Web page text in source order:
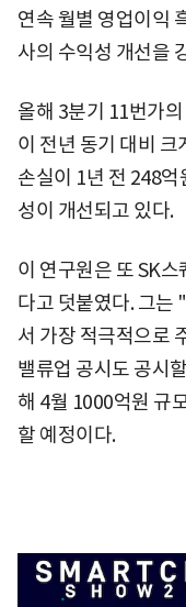
연속 월별 영업이익
사의 수익성 개선을
올해 3분기 11번가
이 전년 동기 대비
손실이 1년 전 248
성이 개선되고 있다.
이 연구원은 또 SK
다고 덧붙였다. 그는
서 가장 적극적으로
밸류업 공시도 공시
해 4월 1000억원 규
할 예정이다.